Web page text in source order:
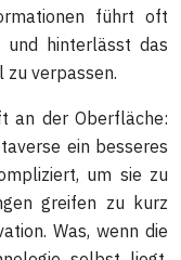
führt oft
hinterlässt das
zu verpassen.
an der Oberfläche:
ein besseres
um sie zu
greifen zu kurz
Was, wenn die